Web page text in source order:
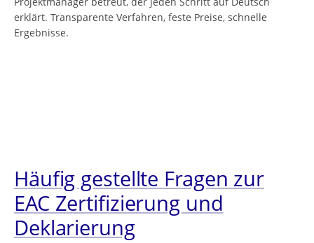
erklärt. Transparente Verfahren, feste Preise, schnelle
Ergebnisse.
Häufig gestellte Fragen zur
EAC Zertifizierung und
Deklarierung